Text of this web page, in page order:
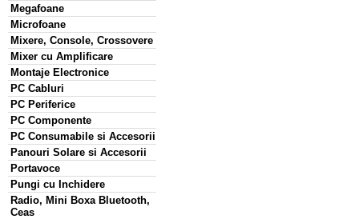
Megafoane
Microfoane
Mixere, Console, Crossovere
Mixer cu Amplificare
Montaje Electronice
PC Cabluri
PC Periferice
PC Componente
PC Consumabile si Accesorii
Panouri Solare si Accesorii
Portavoce
Pungi cu Inchidere
Radio, Mini Boxa Bluetooth,
Ceas